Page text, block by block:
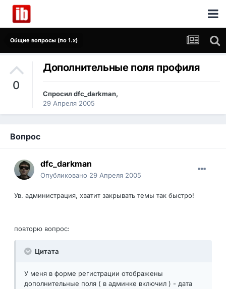
Общие вопросы (по 1.x)
0
Дополнительные поля профиля
Спросил dfc_darkman,
29 Апреля 2005
Вопрос
dfc_darkman
Опубликовано 29 Апреля 2005
Ув. администрация, хватит закрывать темы так быстро!
повторю вопрос:
Цитата
У меня в форме регистрации отображены
дополнительные поля ( в админке включил ) - дата